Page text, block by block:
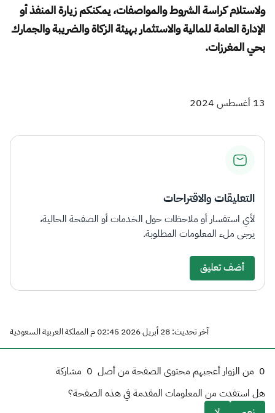
ولاستلام كراسة الشروط والمواصفات، يمكنكم زيارة المنفذ أو
الإدارة العامة للمالية والاستثمار بهيئة الزكاة والضريبة والجمارك
بحي المغرزات.​
13 أغسطس 2024
التعليقات والاقتراحات
لأي استفسار أو ملاحظات حول الخدمات أو الصفحة الحالية،
يرجى ملء المعلومات المطلوبة.
أضف تعليق
آخر تحديث: 28 أبريل 2026 02:45 م المملكة العربية السعودية
0 من الزوار أعجبهم محتوى الصفحة من أصل 0 مشاركة
هل استفدت من المعلومات المقدمة في هذه الصفحة؟